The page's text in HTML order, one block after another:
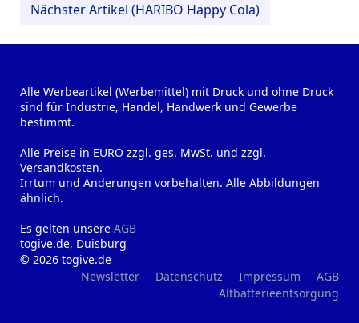
Nächster Artikel (HARIBO Happy Cola)
Alle Werbeartikel (Werbemittel) mit Druck und ohne Druck
sind für Industrie, Handel, Handwerk und Gewerbe
bestimmt.
Alle Preise in EURO zzgl. ges. MwSt. und zzgl.
Versandkosten.
Irrtum und Änderungen vorbehalten. Alle Abbildungen
ähnlich.
Es gelten unsere AGB
togive.de, Duisburg
© 2026 togive.de
Newsletter
Datenschutz Impressum
AGB
Altbatterieentsorgung